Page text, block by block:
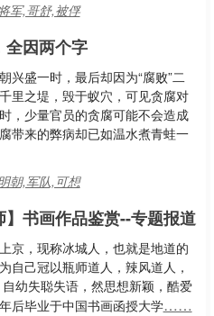
军,哥舒,被俘
全因两个字
兴盛一时，最后却因为“腐败”二
里之堤，毁于蚁穴，可见贪腐对
，少量官员的贪腐可能不会造成
带来的弊病却已如温水煮青蛙一
朝,军队,可想
书画作品鉴赏--专题报道
京，现称冰城人，也就是地道的
自己冠以瓶师道人，辣风道人，
幼失聪失语，然思想新颖，酷爱
后毕业于中国书画函授大学……